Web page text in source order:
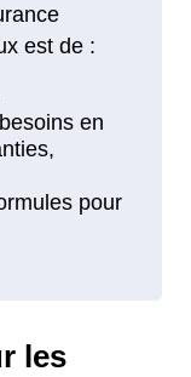
est de :
les